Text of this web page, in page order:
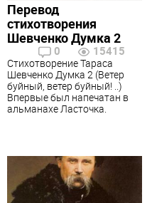
Перевод
стихотворения
Шевченко Думка 2
0 15415
Стихотворение Тараса
Шевченко Думка 2 (Ветер
буйный, ветер буйный! ..)
Впервые был напечатан в
альманахе Ласточка.